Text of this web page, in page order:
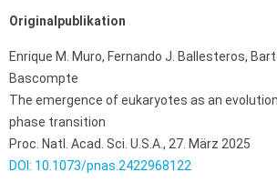
Originalpublikation
Enrique M. Muro, Fernando J. Ballesteros,
Bascompte
The emergence of eukaryotes as an
phase transition
Proc. Natl. Acad. Sci. U.S.A., 27. März 2025
DOI: 10.1073/pnas.2422968122